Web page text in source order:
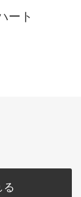
ート